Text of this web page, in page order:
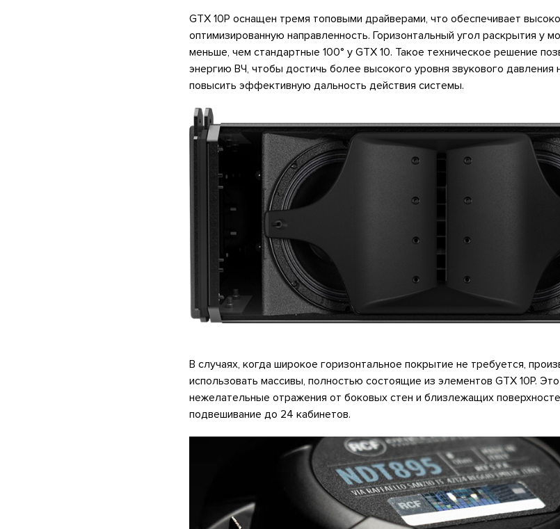
GTX 10P оснащен тремя топовыми драйверами, что обеспечивает
оптимизированную направленность. Горизонтальный угол раскрытия у
меньше, чем стандартные 100° у GTX 10. Такое техническое решение
энергию ВЧ, чтобы достичь более высокого уровня звукового давления
повысить эффективную дальность действия системы.
В случаях, когда широкое горизонтальное покрытие не требуется,
использовать массивы, полностью состоящие из элементов GTX 10P.
нежелательные отражения от боковых стен и близлежащих
подвешивание до 24 кабинетов.